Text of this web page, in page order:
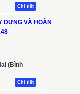
Chi tiết
DỰNG VÀ HOÀN
(Bình
Chi tiết